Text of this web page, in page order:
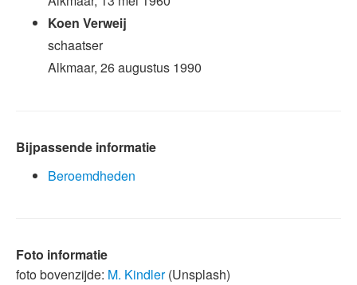
Koen Verweij
schaatser
Alkmaar, 26 augustus 1990
Bijpassende informatie
Beroemdheden
Foto informatie
foto bovenzijde: M. Kindler(Unsplash)